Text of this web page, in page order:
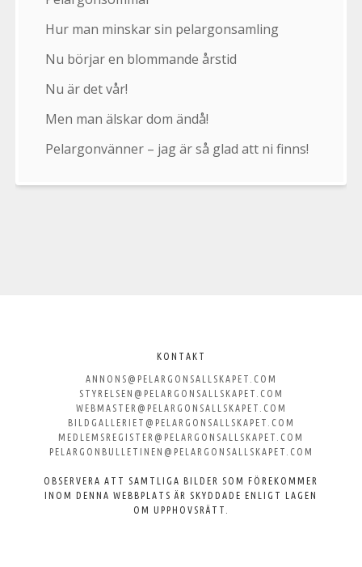
Hur man minskar sin pelargonsamling
Nu börjar en blommande årstid
Nu är det vår!
Men man älskar dom ändå!
Pelargonvänner – jag är så glad att ni finns!
Svenska
Pelargonsällskapet
KONTAKT
ANNONS@PELARGONSALLSKAPET.COM
STYRELSEN@PELARGONSALLSKAPET.COM
WEBMASTER@PELARGONSALLSKAPET.COM
BILDGALLERIET@PELARGONSALLSKAPET.COM
MEDLEMSREGISTER@PELARGONSALLSKAPET.COM
PELARGONBULLETINEN@PELARGONSALLSKAPET.COM
OBSERVERA ATT SAMTLIGA BILDER SOM FÖREKOMMER
INOM DENNA WEBBPLATS ÄR SKYDDADE ENLIGT LAGEN
OM UPPHOVSRÄTT.